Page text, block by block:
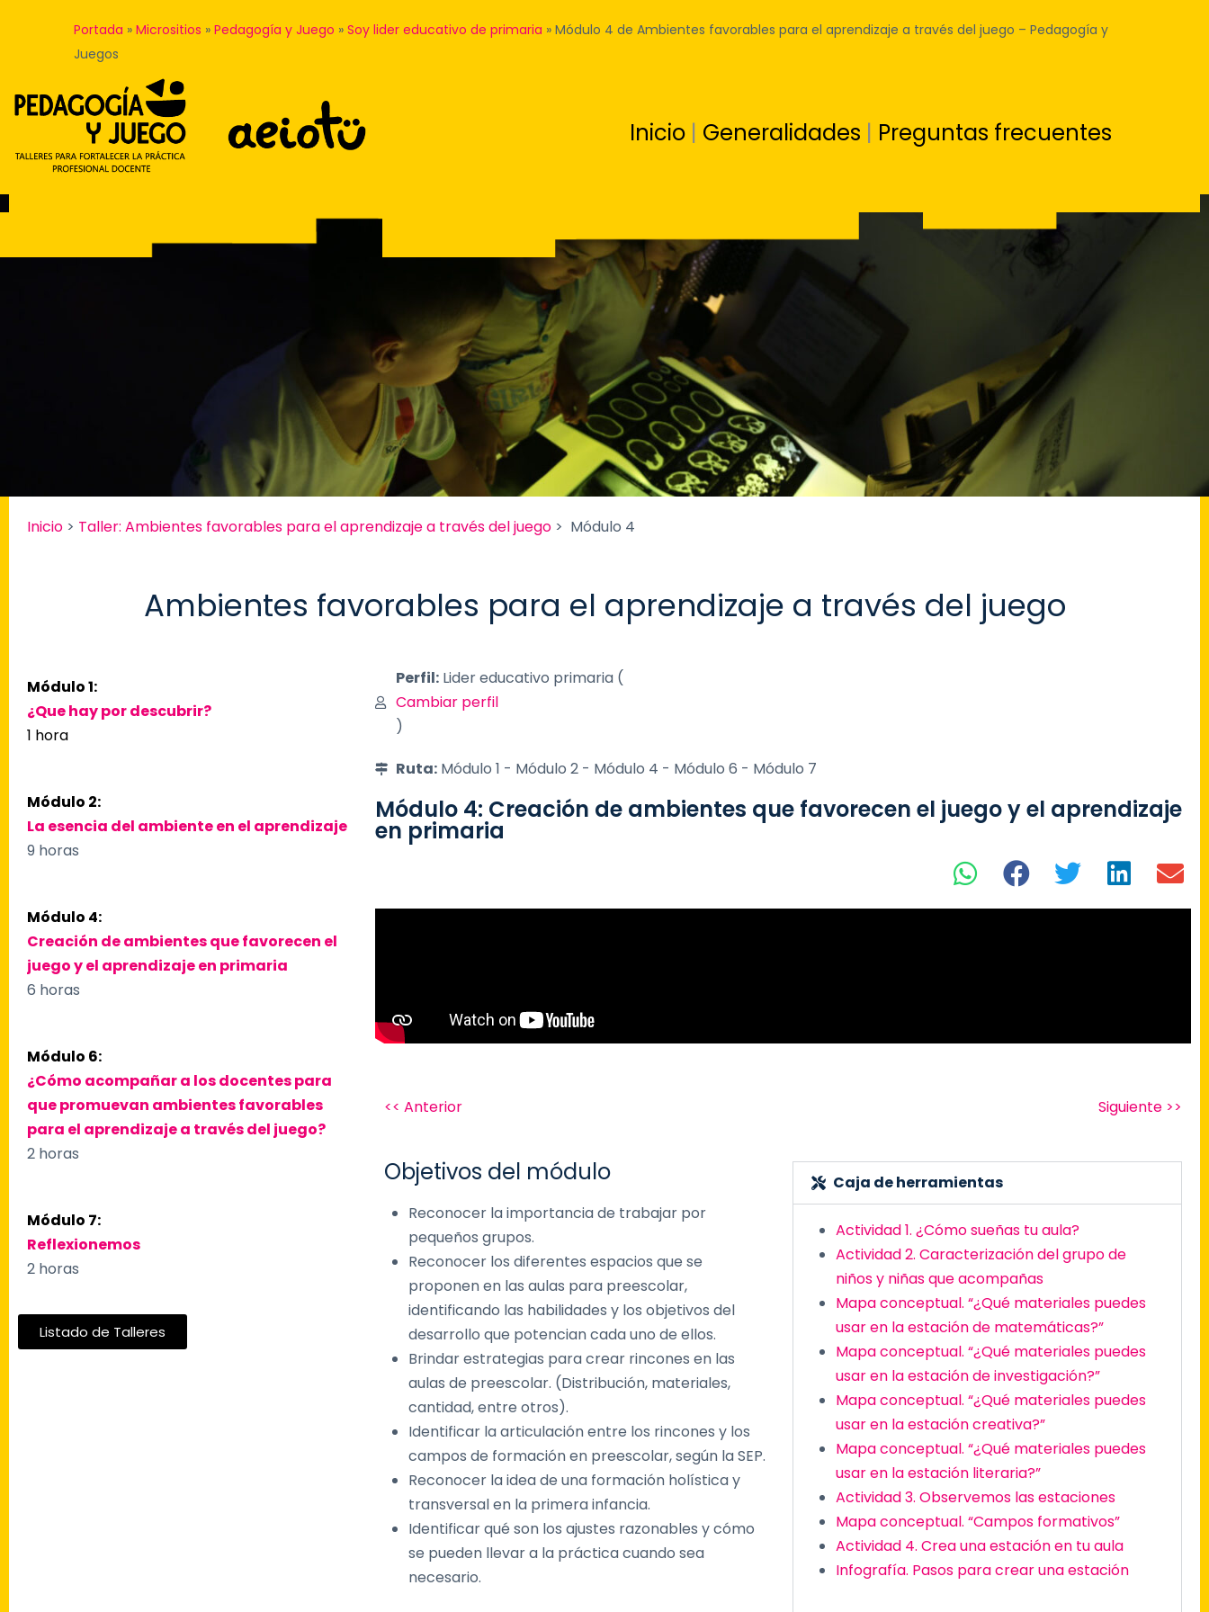
Portada » Micrositios » Pedagogía y Juego » Soy lider educativo de primaria » Módulo 4 de Ambientes favorables para el aprendizaje a través del juego – Pedagogía y
Juegos
Inicio | Generalidades | Preguntas frecuentes
Inicio > Taller: Ambientes favorables para el aprendizaje a través del juego > Módulo 4
Ambientes favorables para el aprendizaje a través del juego
Módulo 1:
¿Que hay por descubrir?
1 hora
Módulo 2:
La esencia del ambiente en el aprendizaje
9 horas
Módulo 4:
Creación de ambientes que favorecen el
juego y el aprendizaje en primaria
6 horas
Módulo 6:
¿Cómo acompañar a los docentes para
que promuevan ambientes favorables
para el aprendizaje a través del juego?
2 horas
Módulo 7:
Reflexionemos
2 horas
Listado de Talleres
Perfil:Lider educativo primaria (
Cambiar perfil
)
Ruta:Módulo 1 - Módulo 2 - Módulo 4 - Módulo 6 - Módulo 7
Módulo 4: Creación de ambientes que favorecen el juego y el aprendizaje
en primaria
<< Anterior Siguiente >>
Objetivos del módulo
Reconocer la importancia de trabajar por
pequeños grupos.
Reconocer los diferentes espacios que se
proponen en las aulas para preescolar,
identificando las habilidades y los objetivos del
desarrollo que potencian cada uno de ellos.
Brindar estrategias para crear rincones en las
aulas de preescolar. (Distribución, materiales,
cantidad, entre otros).
Identificar la articulación entre los rincones y los
campos de formación en preescolar, según la SEP.
Reconocer la idea de una formación holística y
transversal en la primera infancia.
Identificar qué son los ajustes razonables y cómo
se pueden llevar a la práctica cuando sea
necesario.
Caja de herramientas
Actividad 1. ¿Cómo sueñas tu aula?
Actividad 2. Caracterización del grupo de
niños y niñas que acompañas
Mapa conceptual. “¿Qué materiales puedes
usar en la estación de matemáticas?”
Mapa conceptual. “¿Qué materiales puedes
usar en la estación de investigación?”
Mapa conceptual. “¿Qué materiales puedes
usar en la estación creativa?”
Mapa conceptual. “¿Qué materiales puedes
usar en la estación literaria?”
Actividad 3. Observemos las estaciones
Mapa conceptual. “Campos formativos”
Actividad 4. Crea una estación en tu aula
Infografía. Pasos para crear una estación